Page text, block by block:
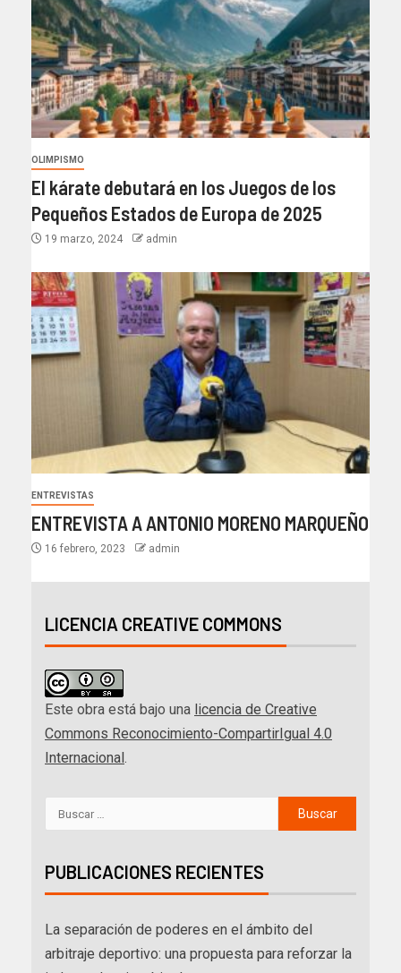
OLIMPISMO
El kárate debutará en los Juegos de los
Pequeños Estados de Europa de 2025
19 marzo, 2024 admin
ENTREVISTAS
ENTREVISTA A ANTONIO MORENO MARQUEÑO
16 febrero, 2023 admin
LICENCIA CREATIVE COMMONS
Este obra está bajo una licencia de Creative
Commons Reconocimiento-CompartirIgual 4.0
Internacional.
PUBLICACIONES RECIENTES
La separación de poderes en el ámbito del
arbitraje deportivo: una propuesta para reforzar la